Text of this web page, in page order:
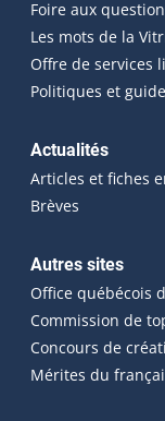
Foire aux
Les mots de la
Offre de services
Politiques et
Actualités
Articles et fiches
Brèves
Autres sites
Office québécois
Commission de
Concours de
Mérites du